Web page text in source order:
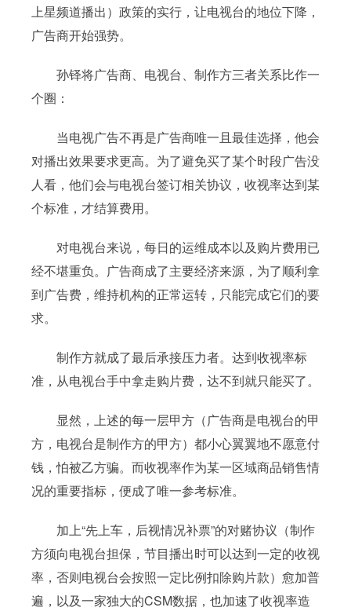
上星频道播出）政策的实行，让电视台的地位下降，
广告商开始强势。
孙铎将广告商、电视台、制作方三者关系比作一
个圈：
当电视广告不再是广告商唯一且最佳选择，他会
对播出效果要求更高。为了避免买了某个时段广告没
人看，他们会与电视台签订相关协议，收视率达到某
个标准，才结算费用。
对电视台来说，每日的运维成本以及购片费用已
经不堪重负。广告商成了主要经济来源，为了顺利拿
到广告费，维持机构的正常运转，只能完成它们的要
求。
制作方就成了最后承接压力者。达到收视率标
准，从电视台手中拿走购片费，达不到就只能买了。
显然，上述的每一层甲方（广告商是电视台的甲
方，电视台是制作方的甲方）都小心翼翼地不愿意付
钱，怕被乙方骗。而收视率作为某一区域商品销售情
况的重要指标，便成了唯一参考标准。
加上“先上车，后视情况补票”的对赌协议（制作
方须向电视台担保，节目播出时可以达到一定的收视
率，否则电视台会按照一定比例扣除购片款）愈加普
遍，以及一家独大的CSM数据，也加速了收视率造